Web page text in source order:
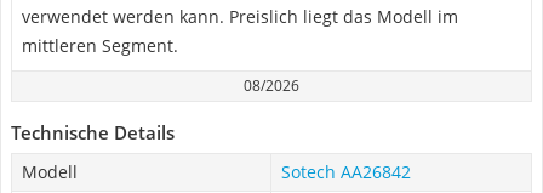
verwendet werden kann. Preislich liegt das Modell im
mittleren Segment.
08/2026
Technische Details
Modell
Sotech AA26842